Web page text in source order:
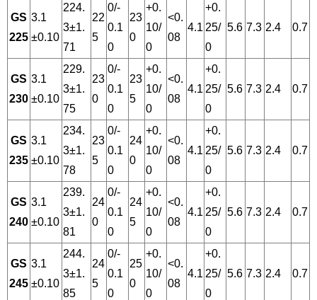
GS
225
3.1
±0.10
224.
3±1.
71
22
5
0/-
0.1
0
23
0
+0.
10/
0
<0.
08
4.1
+0.
25/
0
5.6 7.3 2.4 0.7
GS
230
3.1
±0.10
229.
3±1.
75
23
0
0/-
0.1
0
23
5
+0.
10/
0
<0.
08
4.1
+0.
25/
0
5.6 7.3 2.4 0.7
GS
235
3.1
±0.10
234.
3±1.
78
23
5
0/-
0.1
0
24
0
+0.
10/
0
<0.
08
4.1
+0.
25/
0
5.6 7.3 2.4 0.7
GS
240
3.1
±0.10
239.
3±1.
81
24
0
0/-
0.1
0
24
5
+0.
10/
0
<0.
08
4.1
+0.
25/
0
5.6 7.3 2.4 0.7
GS
245
3.1
±0.10
244.
3±1.
85
24
5
0/-
0.1
0
25
0
+0.
10/
0
<0.
08
4.1
+0.
25/
0
5.6 7.3 2.4 0.7